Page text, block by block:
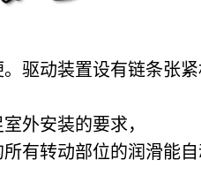
驱动装置设有链条张
外安装的要求，
有转动部位的润滑能